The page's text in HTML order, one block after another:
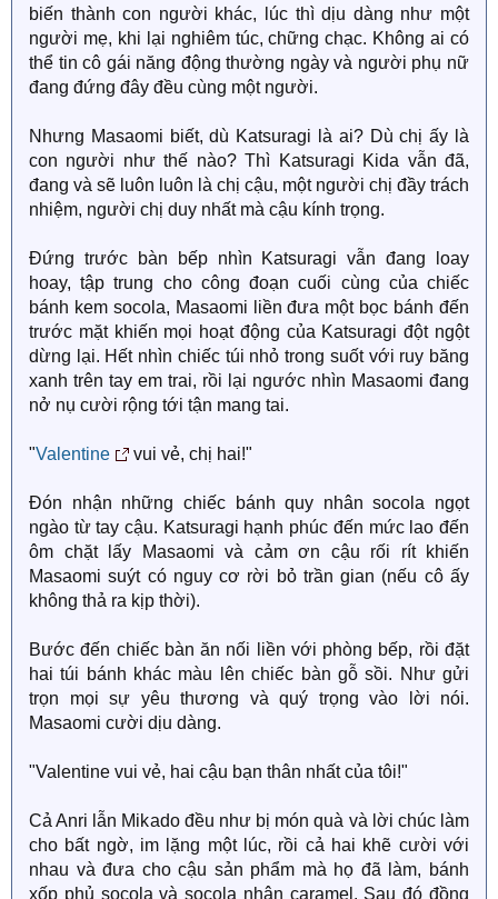
biến thành con người khác, lúc thì dịu dàng như một
người mẹ, khi lại nghiêm túc, chững chạc. Không ai có
thể tin cô gái năng động thường ngày và người phụ nữ
đang đứng đây đều cùng một người.
Nhưng Masaomi biết, dù Katsuragi là ai? Dù chị ấy là
con người như thế nào? Thì Katsuragi Kida vẫn đã,
đang và sẽ luôn luôn là chị cậu, một người chị đầy trách
nhiệm, người chị duy nhất mà cậu kính trọng.
Đứng trước bàn bếp nhìn Katsuragi vẫn đang loay
hoay, tập trung cho công đoạn cuối cùng của chiếc
bánh kem socola, Masaomi liền đưa một bọc bánh đến
trước mặt khiến mọi hoạt động của Katsuragi đột ngột
dừng lại. Hết nhìn chiếc túi nhỏ trong suốt với ruy băng
xanh trên tay em trai, rồi lại ngước nhìn Masaomi đang
nở nụ cười rộng tới tận mang tai.
"Valentine vui vẻ, chị hai!"
Đón nhận những chiếc bánh quy nhân socola ngọt
ngào từ tay cậu. Katsuragi hạnh phúc đến mức lao đến
ôm chặt lấy Masaomi và cảm ơn cậu rối rít khiến
Masaomi suýt có nguy cơ rời bỏ trần gian (nếu cô ấy
không thả ra kịp thời).
Bước đến chiếc bàn ăn nối liền với phòng bếp, rồi đặt
hai túi bánh khác màu lên chiếc bàn gỗ sồi. Như gửi
trọn mọi sự yêu thương và quý trọng vào lời nói.
Masaomi cười dịu dàng.
"Valentine vui vẻ, hai cậu bạn thân nhất của tôi!"
Cả Anri lẫn Mikado đều như bị món quà và lời chúc làm
cho bất ngờ, im lặng một lúc, rồi cả hai khẽ cười với
nhau và đưa cho cậu sản phẩm mà họ đã làm, bánh
xốp phủ socola và socola nhân caramel. Sau đó đồng